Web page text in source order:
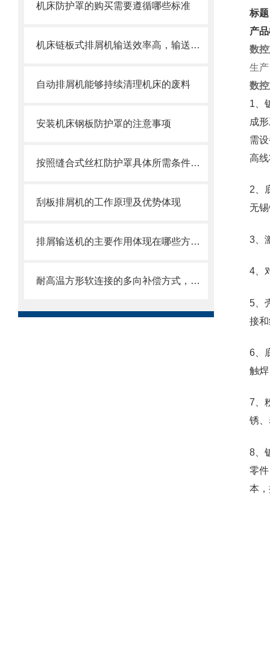
机床防护罩的购买需要遵循哪些标准
机床链板式排屑机输送效率高，输送速度选择范围大
自动排屑机能够持续清理机床的废料
安装机床钢板防护罩的注意事项
按照缝合式丝杠防护罩具体所需条件定制
刮板排屑机的工作原理及优势体现
排屑输送机的主要作用体现在哪些方面？
耐高温方形软连接的多向补偿方式，可提供较大的轴向、角向和侧向位移
标
产
数
生
数
1、
成
需
高
2、
无
3、
4、
5、
接
6、
触
7、
锈
8、
零
本